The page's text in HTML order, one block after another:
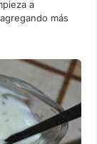
a
más